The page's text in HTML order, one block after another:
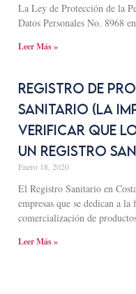
La Ley de Protección de la
Datos Personales No. 8968
Leer Más »
Registro de
Sanitario (La
verificar que
un Registro
Enero 18, 2020
El Registro Sanitario en
empresas que se dedican a
comercialización de
Leer Más »